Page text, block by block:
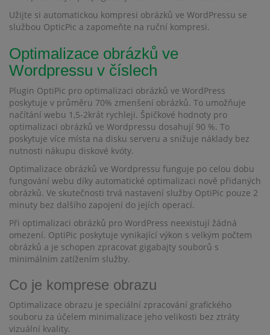
Užijte si automatickou kompresi obrázků ve WordPressu se
službou OpticPic a zapomeňte na ruční kompresi.
Optimalizace obrázků ve
Wordpressu v číslech
Plugin OptiPic pro optimalizaci obrázků ve WordPress
poskytuje v průměru 70% zmenšení obrázků. To umožňuje
načítání webu 1,5-2krát rychleji. Špičkové hodnoty pro
optimalizaci obrázků ve Wordpressu dosahují 90 %. To
poskytuje více místa na disku serveru a snižuje náklady bez
nutnosti nákupu diskové kvóty.
Optimalizace obrázků ve Wordpressu funguje po celou dobu
fungování webu díky automatické optimalizaci nově přidaných
obrázků. Ve skutečnosti trvá nastavení služby OptiPic pouze 2
minuty bez dalšího zapojení do jejích operací.
Při optimalizaci obrázků pro WordPress neexistují žádná
omezení. OptiPic poskytuje vynikající výkon s velkým počtem
obrázků a je schopen zpracovat gigabajty souborů s
minimálním zatížením služby.
Co je komprese obrazu
Optimalizace obrazu je speciální zpracování grafického
souboru za účelem minimalizace jeho velikosti bez ztráty
vizuální kvality.